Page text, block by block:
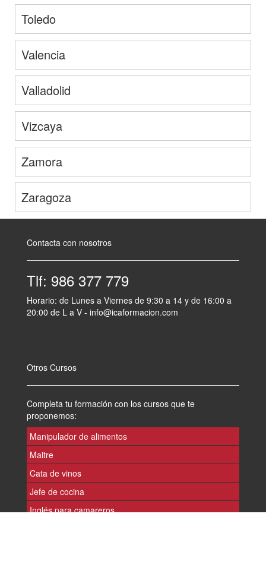
Toledo
Valencia
Valladolid
Vizcaya
Zamora
Zaragoza
Contacta con nosotros
Tlf: 986 377 779
Horario: de Lunes a Viernes de 9:30 a 14 y de 16:00 a
20:00 de L a V - info@icaformacion.com
Otros Cursos
Completa tu formación con los cursos que te
proponemos:
Manipulador de alimentos
Maitre
Cata de vinos
Jefe de cocina
Inglés para camareros